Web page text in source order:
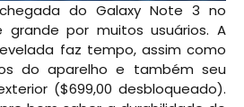
do Galaxy Note 3 no
grande por muitos usuários. A
faz tempo, assim como
do aparelho e também seu
($699,00 desbloqueado).